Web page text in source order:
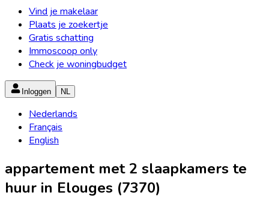
Vind je makelaar
Plaats je zoekertje
Gratis schatting
Immoscoop only
Check je woningbudget
Inloggen NL
Nederlands
Français
English
appartement met 2 slaapkamers te
huur in Elouges (7370)